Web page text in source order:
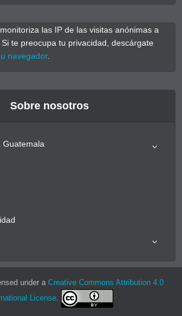
las IP de las visitas anónimas a
te preocupa tu privacidad, descárgate
navegador.
Sobre nosotros
Guatemala
under a Creative Commons Attribution 4.0
License